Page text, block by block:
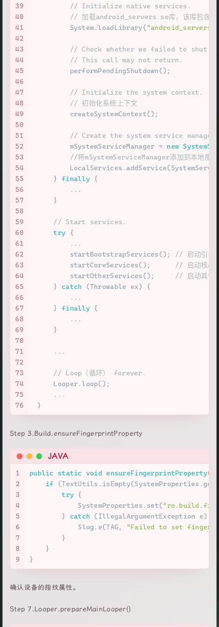
39
40
41
42
43
44
45
46
47
48
49
50
51
52
53
54
55
56
57
58
59
60
61
62
63
64
65
66
67
68
69
70
71
72
73
74
75
76
// Initialize native services.
// 加载android_servers.so库，该库包含
         System.loadLibrary(
"android_servers"
// Check whether we failed to shut
// This call may not return.
         performPendingShutdown();
// Initialize the system context.
// 初始化系统上下文
         createSystemContext();
// Create the system service manager.
         mSystemServiceManager =
new
//将mSystemServiceManager添加到本地
     }
finally {
         ...
     }
// Start services.
try {
         ...
         startBootstrapServices();
// 启动引导
         startCoreServices();
// 启动核心
         startOtherServices();
// 启动其他
     }
catch (Throwable ex) {
         ...
     }
finally {
         ...
     }
     ...
// Loop（循环） forever.
     Looper.loop();
     ...
}
Step 3.Build.ensureFingerprintProperty
JAVA
1
2
3
4
5
6
7
8
9
public static void ensureFingerprintProperty()
if
try {
            SystemProperties.set(
        }
catch (IllegalArgumentException e) {
            Slog.e(TAG,
"Failed to set
        }
    }
}
确认设备的指纹属性。
Step 7.Looper.prepareMainLooper()